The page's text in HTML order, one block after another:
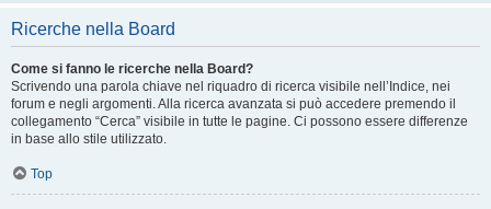
Ricerche nella Board
Come si fanno le ricerche nella Board?
Scrivendo una parola chiave nel riquadro di ricerca visibile nell’Indice, nei
forum e negli argomenti. Alla ricerca avanzata si può accedere premendo il
collegamento “Cerca” visibile in tutte le pagine. Ci possono essere differenze
in base allo stile utilizzato.
Top